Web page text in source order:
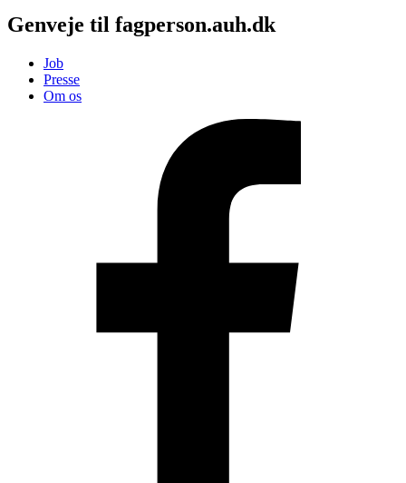
Genveje til fagperson.auh.dk
Job
Presse
Om os